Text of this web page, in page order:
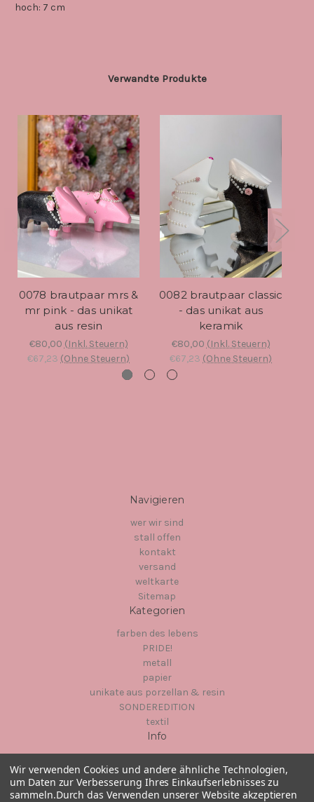
hoch: 7 cm
Verwandte Produkte
0078 brautpaar mrs &
mr pink - das unikat
aus resin
€80,00 (Inkl. Steuern)
€67,23 (Ohne Steuern)
0082 brautpaar classic
- das unikat aus
keramik
€80,00 (Inkl. Steuern)
€67,23 (Ohne Steuern)
Navigieren
wer wir sind
stall offen
kontakt
versand
weltkarte
Sitemap
Kategorien
farben des lebens
PRIDE!
metall
papier
unikate aus porzellan & resin
SONDEREDITION
textil
Info
23966
Wismar
Wir verwenden Cookies und andere ähnliche Technologien,
um Daten zur Verbesserung Ihres Einkaufserlebnisses zu
sammeln.Durch das Verwenden unserer Website akzeptieren